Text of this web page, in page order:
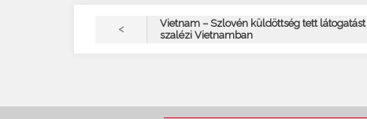
<
Vietnam – Szlovén küldöttség tett látogatást
szalézi Vietnamban